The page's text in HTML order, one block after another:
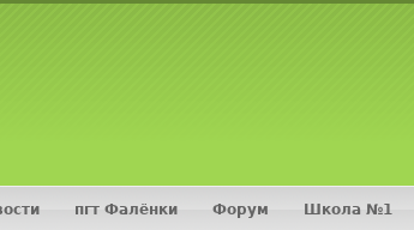
пгт Фалёнки Форум Школа №1